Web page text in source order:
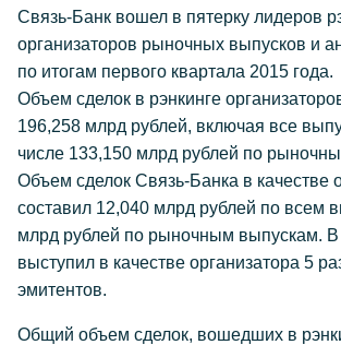
Связь-Банк вошел в пятерку лидеров
организаторов рыночных выпусков и
по итогам первого квартала 2015 года.
Объем сделок в рэнкинге
196,258 млрд рублей, включая все
числе 133,150 млрд рублей по
Объем сделок Связь-Банка в качестве
составил 12,040 млрд рублей по всем
млрд рублей по рыночным выпускам. В
выступил в качестве организатора 5
эмитентов.
Общий объем сделок, вошедших в